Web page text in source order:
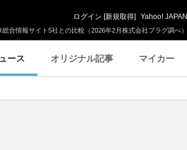
合情報サイト5社との比較（2026年2月株式会社プラグ調べ）
ログイン [新規取得] Yahoo! JAPAN
ース オリジナル記事 マイカー